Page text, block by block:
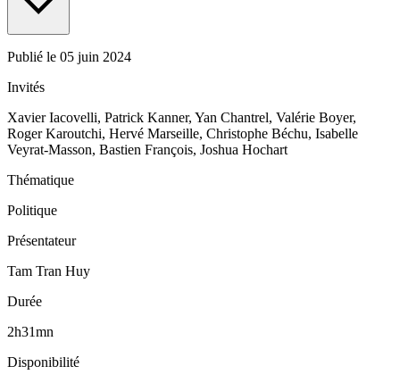
Publié le 05 juin 2024
Invités
Xavier Iacovelli, Patrick Kanner, Yan Chantrel, Valérie Boyer,
Roger Karoutchi, Hervé Marseille, Christophe Béchu, Isabelle
Veyrat-Masson, Bastien François, Joshua Hochart
Thématique
Politique
Présentateur
Tam Tran Huy
Durée
2h31mn
Disponibilité